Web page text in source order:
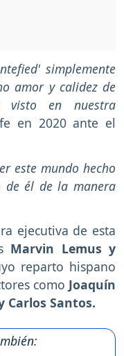
simplemente
amor y calidez de
en nuestra
en 2020 ante el
este mundo hecho
de él de la manera
ejecutiva de esta
Marvin Lemus y
reparto hispano
como Joaquín
Carlos Santos.